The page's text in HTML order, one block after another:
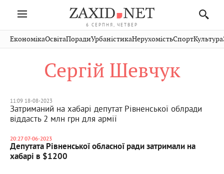
6 СЕРПНЯ, ЧЕТВЕР
Івано-
Франківськ
Волинь
Рівне
Чернівці
Стрий
Хмельницький
Публікації
Авто СловкоКультура
Кіно Дім СпортКраєзнавство
ЕкономікаОсвітаПорадиУрбаністикаНерухомістьСпортКультура
Сергій Шевчук
11:09 18-08-2023
Затриманий на хабарі депутат Рівненської облради
віддасть 2 млн грн для армії
20:27 07-06-2023
Депутата Рівненської обласної ради затримали на
хабарі в $1200